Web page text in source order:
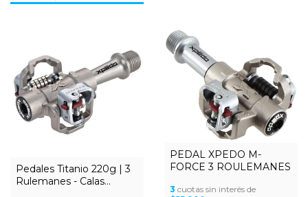
Pedales Titanio 220g | 3
Rulemanes - Calas
PEDAL XPEDO M-
FORCE 3 ROULEMANES
3 cuotas sin interés de